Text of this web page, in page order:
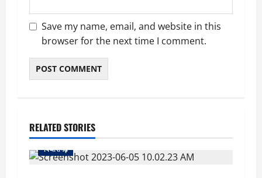
Save my name, email, and website in this
browser for the next time I comment.
RELATED STORIES
पिथौरागढ़